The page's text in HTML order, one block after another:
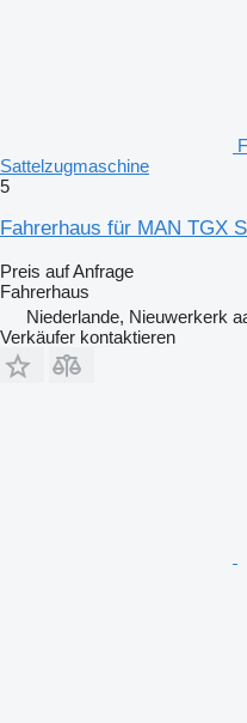
Sattelzugmaschine
5
Fahrerhaus für MAN TGX
Preis auf Anfrage
Fahrerhaus
Niederlande, Nieuwerkerk
Verkäufer kontaktieren